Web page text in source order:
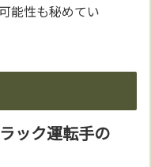
能性も秘めてい
ック運転手の